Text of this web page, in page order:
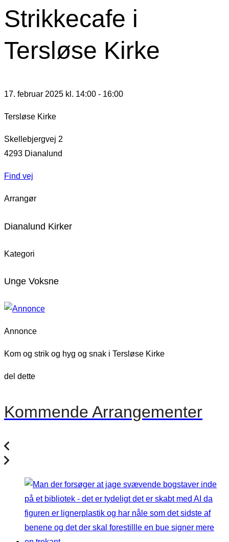
Strikkecafe i
Tersløse Kirke
17. februar 2025 kl. 14:00 - 16:00
Tersløse Kirke
Skellebjergvej 2
4293 Dianalund
Find vej
Arrangør
Dianalund Kirker
Kategori
Unge Voksne
Annonce
Kom og strik og hyg og snak i Tersløse Kirke
del dette
Kommende Arrangementer